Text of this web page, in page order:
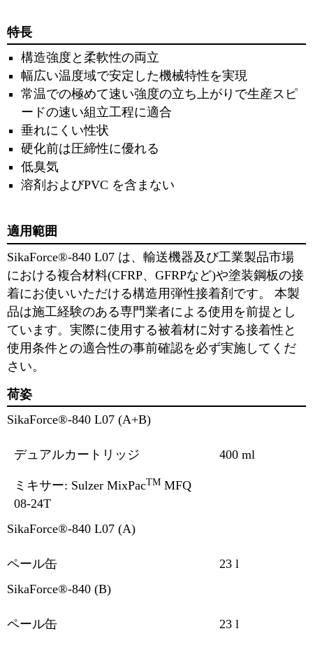
特長
構造強度と柔軟性の両⽴
幅広い温度域で安定した機械特性を実現
常温での極めて速い強度の立ち上がりで生産スピ
ードの速い組立工程に適合
垂れにくい性状
硬化前は圧締性に優れる
低臭気
溶剤およびPVC を含まない
適用範囲
SikaForce®-840 L07 は、輸送機器及び⼯業製品市場
における複合材料(CFRP、GFRPなど)や塗装鋼板の接
着にお使いいただける構造⽤弾性接着剤です。 本製
品は施⼯経験のある専⾨業者による使⽤を前提とし
ています。実際に使⽤する被着材に対する接着性と
使⽤条件との適合性の事前確認を必ず実施してくだ
さい。
荷姿
SikaForce®-840 L07 (A+B)
デュアルカートリッジ 400 ml
ミキサー: Sulzer MixPacTM MFQ
08-24T
SikaForce®-840 L07 (A)
ペール缶
23 l
SikaForce®-840 (B)
ペール缶 23 l